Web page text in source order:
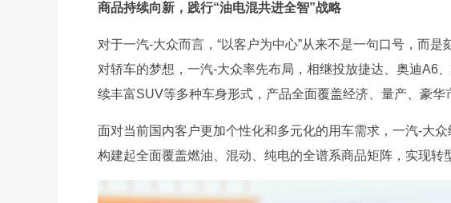
商品持续向新，践行“油电混共进全智”战略
对于一汽-大众而言，“以客户为中心”从来不是一句口号，而
对轿车的梦想，一汽-大众率先布局，相继投放捷达、奥迪A6
续丰富SUV等多种车身形式，产品全面覆盖经济、量产、豪华
面对当前国内客户更加个性化和多元化的用车需求，一汽-大众
构建起全面覆盖燃油、混动、纯电的全谱系商品矩阵，实现转